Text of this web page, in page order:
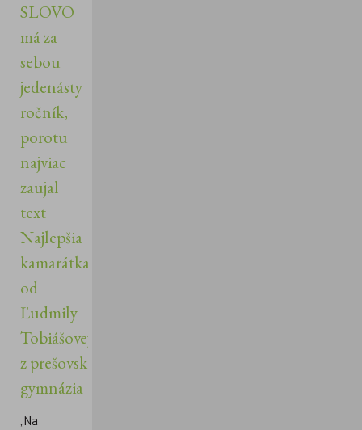
SLOVO
má za
sebou
jedenásty
ročník,
porotu
najviac
zaujal
text
Najlepšia
kamarátka
od
Ľudmily
Tobiášovej
z prešovského
gymnázia
„Na